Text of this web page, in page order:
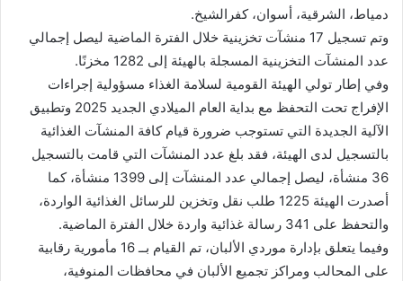
دمياط، الشرقية، أسوان، كفرالشيخ.
وتم تسجيل 17 منشآت تخزينية خلال الفترة الماضية ليصل إجمالي
عدد المنشآت التخزينية المسجلة بالهيئة إلى 1282 مخزنًا.
وفي إطار تولي الهيئة القومية لسلامة الغذاء مسؤولية إجراءات
الإفراج تحت التحفظ مع بداية العام الميلادي الجديد 2025 وتطبيق
الآلية الجديدة التي تستوجب ضرورة قيام كافة المنشآت الغذائية
بالتسجيل لدى الهيئة، فقد بلغ عدد المنشآت التي قامت بالتسجيل
36 منشأة، ليصل إجمالي عدد المنشآت إلى 1399 منشأة، كما
أصدرت الهيئة 1225 طلب نقل وتخزين للرسائل الغذائية الواردة،
والتحفظ على 341 رسالة غذائية واردة خلال الفترة الماضية.
وفيما يتعلق بإدارة موردي الألبان، تم القيام بــ 16 مأمورية رقابية
على المحالب ومراكز تجميع الألبان في محافظات المنوفية،